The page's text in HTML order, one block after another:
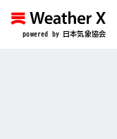
powered by 日本気象協会